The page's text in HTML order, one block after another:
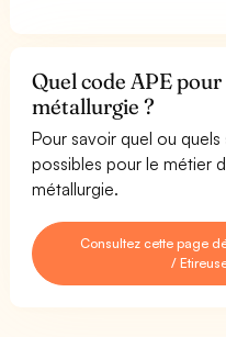
Quel code APE
métallurgie ?
Pour savoir quel ou
possibles pour le métier
métallurgie.
Consultez cette page
/